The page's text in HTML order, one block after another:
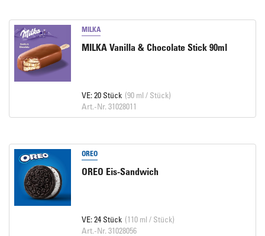
MILKA
MILKA Vanilla & Chocolate Stick 90ml
VE: 20 Stück (90 ml / Stück)
Art.-Nr. 31028011
OREO
OREO Eis-Sandwich
VE: 24 Stück (110 ml / Stück)
Art.-Nr. 31028056